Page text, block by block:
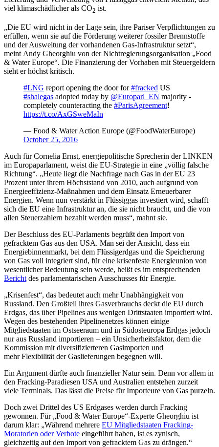
viel klimaschädlicher als CO2 ist.
„Die EU wird nicht in der Lage sein, ihre Pariser Verpflichtungen zu
erfüllen, wenn sie auf die Förderung weiterer fossiler Brennstoffe
und der Ausweitung der vorhandenen Gas-Infrastruktur setzt“,
meint Andy Gheorghiu von der Nichtregierungsorganisation „Food
& Water Europe“. Die Finanzierung der Vorhaben mit Steuergeldern
sieht er höchst kritisch.
#LNG report opening the door for#fracked US
#shalegas adopted today by @Europarl_EN majority -
completely counteracting the #ParisAgreement!
https://t.co/AxGSweMaIn
— Food & Water Action Europe (@FoodWaterEurope)
October 25, 2016
Auch für Cornelia Ernst, energiepolitische Sprecherin der LINKEN
im Europaparlament, weist die EU-Strategie in eine „völlig falsche
Richtung“. „Heute liegt die Nachfrage nach Gas in der EU 23
Prozent unter ihrem Höchststand von 2010, auch aufgrund von
Energieeffizienz-Maßnahmen und dem Einsatz Erneuerbarer
Energien. Wenn nun verstärkt in Flüssiggas investiert wird, schafft
sich die EU eine Infrastruktur an, die sie nicht braucht, und die von
allen Steuerzahlern bezahlt werden muss“, mahnt sie.
Der Beschluss des EU-Parlaments begrüßt den Import von
gefracktem Gas aus den USA. Man sei der Ansicht, dass ein
Energiebinnenmarkt, bei dem Flüssigerdgas und die Speicherung
von Gas voll integriert sind, für eine krisenfeste Energieunion von
wesentlicher Bedeutung sein werde, heißt es im entsprechenden
Bericht des parlamentarischen Ausschusses für Energie.
„Krisenfest“, das bedeutet auch mehr Unabhängigkeit von
Russland. Den Großteil ihres Gasverbrauchs deckt die EU durch
Erdgas, das über Pipelines aus wenigen Drittstaaten importiert wird.
Wegen des bestehenden Pipelinenetzes können einige
Mitgliedstaaten im Ostseeraum und in Südosteuropa Erdgas jedoch
nur aus Russland importieren – ein Unsicherheitsfaktor, dem die
Kommission mit diversifizierteren Gasimporten und
mehr Flexibilität der Gaslieferungen begegnen will.
Ein Argument dürfte auch finanzieller Natur sein. Denn vor allem in
den Fracking-Paradiesen USA und Australien entstehen zurzeit
viele Terminals. Das lässt die Preise für Importeure von Gas purzeln.
Doch zwei Drittel des US Erdgases werden durch Fracking
gewonnen. Für „Food & Water Europe“-Experte Gheorghiu ist
darum klar: „Während mehrere EU Mitgliedstaaten Fracking-
Moratorien oder Verbote eingeführt haben, ist es zynisch,
gleichzeitig auf den Import von gefracktem Gas zu drängen.“